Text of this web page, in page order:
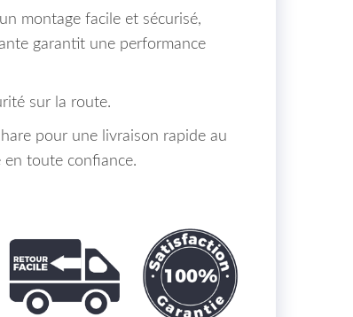
montage facile et sécurisé,
garantit une performance
sur la route.
pour une livraison rapide au
toute confiance.